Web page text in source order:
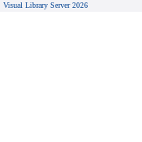
Visual Library Server 2026